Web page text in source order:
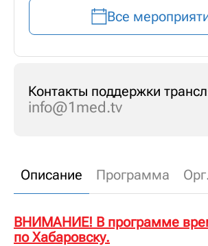
Все
Контакты поддержки
info@1med.tv
Описание Программа
ВНИМАНИЕ! В программе
по Хабаровску.